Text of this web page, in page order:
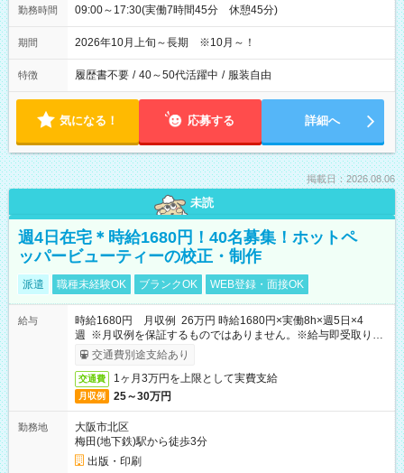
勤務時間 09:00～17:30(実働7時間45分 休憩45分)
期間 2026年10月上旬～長期 ※10月～！
特徴 履歴書不要 / 40～50代活躍中 / 服装自由
気になる！ 応募する 詳細へ
掲載日：2026.08.06
未読
週4日在宅＊時給1680円！40名募集！ホットペ
ッパービューティーの校正・制作
派遣 職種未経験OK ブランクOK WEB登録・面接OK
給与
時給1680円 月収例 26万円 時給1680円×実働8h×週5日×4
週 ※月収例を保証するものではありません。※給与即受取りサ
ービス利用可（利用条件有）
交通費別途支給あり
交通費 1ヶ月3万円を上限として実費支給
月収例 25～30万円
勤務地
大阪市北区
梅田(地下鉄)駅から徒歩3分
出版・印刷